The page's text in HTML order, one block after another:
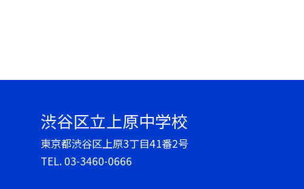
渋谷区立上原中学校
東京都渋谷区上原3丁目41番2号
TEL. 03-3460-0666